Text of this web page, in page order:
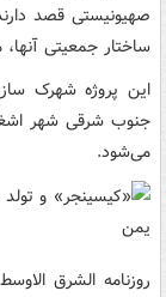
صهیونیستی قصد
ساختار جمعیتی
این پروژه شهرک
جنوب شرقی شهر
می‌شود.
روزنامه الشرق